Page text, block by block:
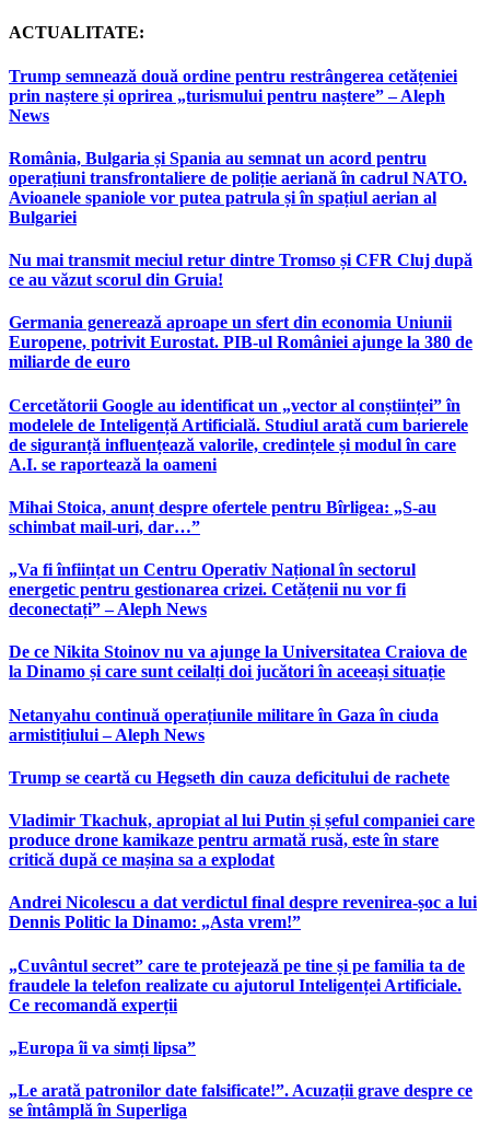
ACTUALITATE:
Trump semnează două ordine pentru restrângerea cetățeniei
prin naștere și oprirea „turismului pentru naștere” – Aleph
News
România, Bulgaria și Spania au semnat un acord pentru
operațiuni transfrontaliere de poliție aeriană în cadrul NATO.
Avioanele spaniole vor putea patrula și în spațiul aerian al
Bulgariei
Nu mai transmit meciul retur dintre Tromso și CFR Cluj după
ce au văzut scorul din Gruia!
Germania generează aproape un sfert din economia Uniunii
Europene, potrivit Eurostat. PIB-ul României ajunge la 380 de
miliarde de euro
Cercetătorii Google au identificat un „vector al conștiinței” în
modelele de Inteligență Artificială. Studiul arată cum barierele
de siguranță influențează valorile, credințele și modul în care
A.I. se raportează la oameni
Mihai Stoica, anunț despre ofertele pentru Bîrligea: „S-au
schimbat mail-uri, dar…”
„Va fi înființat un Centru Operativ Național în sectorul
energetic pentru gestionarea crizei. Cetățenii nu vor fi
deconectați” – Aleph News
De ce Nikita Stoinov nu va ajunge la Universitatea Craiova de
la Dinamo și care sunt ceilalți doi jucători în aceeași situație
Netanyahu continuă operațiunile militare în Gaza în ciuda
armistițiului – Aleph News
Trump se ceartă cu Hegseth din cauza deficitului de rachete
Vladimir Tkachuk, apropiat al lui Putin și șeful companiei care
produce drone kamikaze pentru armată rusă, este în stare
critică după ce mașina sa a explodat
Andrei Nicolescu a dat verdictul final despre revenirea-șoc a lui
Dennis Politic la Dinamo: „Asta vrem!”
„Cuvântul secret” care te protejează pe tine și pe familia ta de
fraudele la telefon realizate cu ajutorul Inteligenței Artificiale.
Ce recomandă experții
„Europa îi va simți lipsa”
„Le arată patronilor date falsificate!”. Acuzații grave despre ce
se întâmplă în Superliga